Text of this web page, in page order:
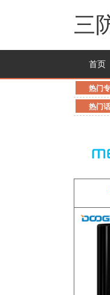
三
首页
热门
热门